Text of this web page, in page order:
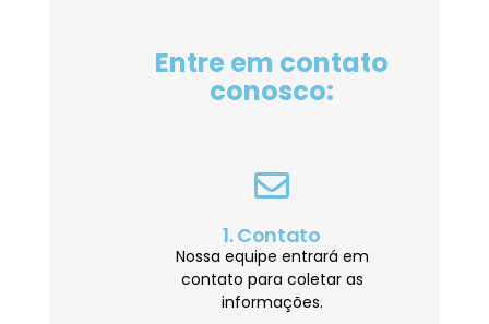
Entre em contato
conosco:
1. Contato
Nossa equipe entrará em
contato para coletar as
informações.